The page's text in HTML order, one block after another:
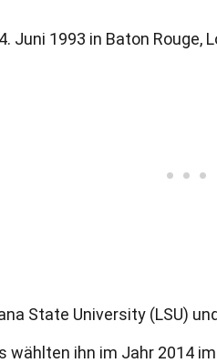
Juni 1993 in Baton Rouge,
State University (LSU)
wählten ihn im Jahr 2014